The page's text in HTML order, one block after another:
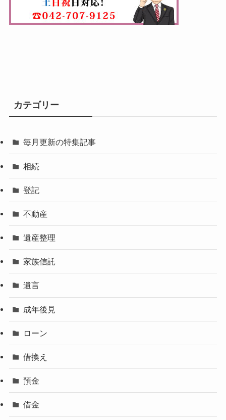
カテゴリー
毎月更新の特集記事
相続
登記
不動産
遺産整理
家族信託
遺言
成年後見
ローン
借換え
預金
借金